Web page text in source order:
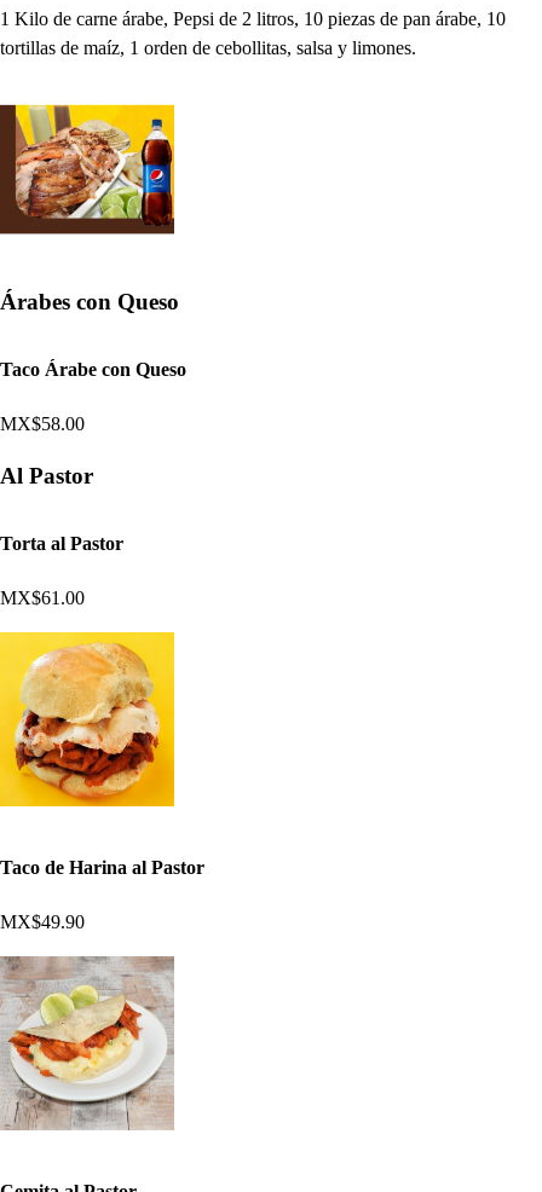
1 Kilo de carne árabe, Pepsi de 2 litros, 10 piezas de pan árabe, 10
tortillas de maíz, 1 orden de cebollitas, salsa y limones.
Árabes con Queso
Taco Árabe con Queso
MX$58.00
Al Pastor
Torta al Pastor
MX$61.00
Taco de Harina al Pastor
MX$49.90